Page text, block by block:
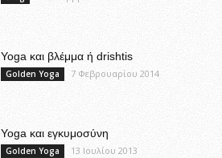
Yoga και βλέμμα ή drishtis
Golden Yoga 7 Φεβρουαρίου 2014
Yoga και εγκυμοσύνη
Golden Yoga 13 Ιουλίου 2013